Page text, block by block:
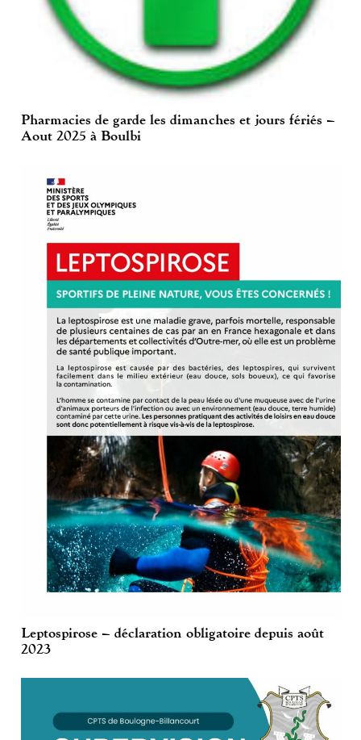
Pharmacies de garde les dimanches et jours fériés –
Aout 2025 à Boulbi
Leptospirose – déclaration obligatoire depuis août
2023